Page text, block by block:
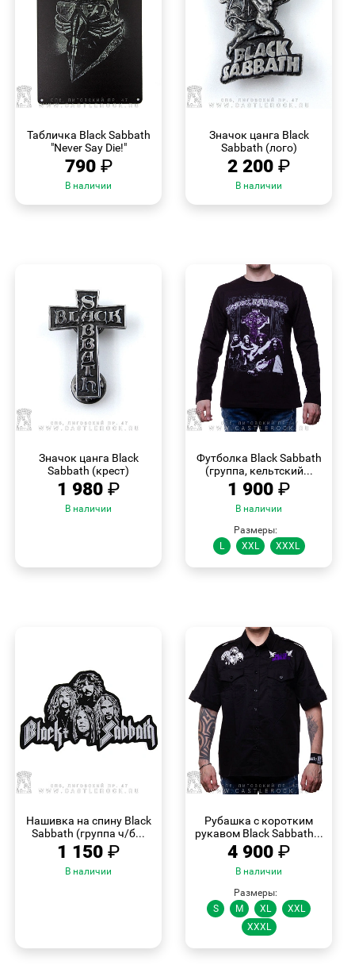
Табличка Black Sabbath
"Never Say Die!"
790 ₽
В наличии
Значок цанга Black
Sabbath (лого)
2 200 ₽
В наличии
Значок цанга Black
Sabbath (крест)
1 980 ₽
В наличии
Футболка Black Sabbath
(группа, кельтский...
1 900 ₽
В наличии
Размеры:
L
XXL XXXL
Нашивка на спину Black
Sabbath (группа ч/б...
1 150 ₽
В наличии
Рубашка с коротким
рукавом Black Sabbath...
4 900 ₽
В наличии
Размеры:
S
M XL
XXL
XXXL